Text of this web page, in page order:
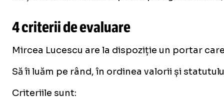
4 criterii de evaluare
Mircea Lucescu are la dispoziție un portar
Să îi luăm pe rând, în ordinea valorii și
Criteriile sunt: